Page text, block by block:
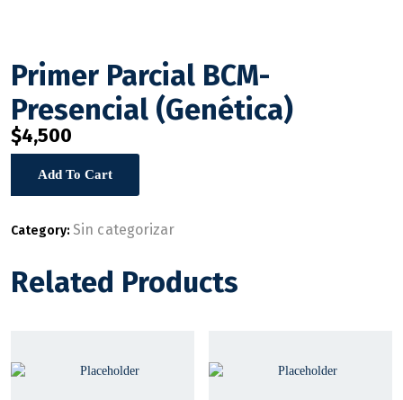
Primer Parcial BCM-
Presencial (Genética)
$4,500
Parcial
BCM-
(Genética)
Add To Cart
Category: Sin categorizar
Related Products